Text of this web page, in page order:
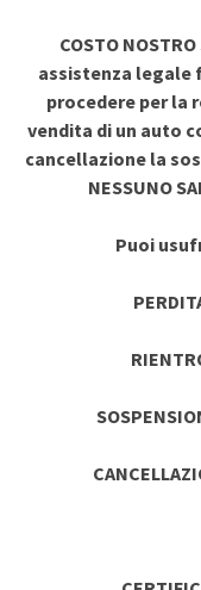
COSTO
assistenza legale
procedere per la
vendita di un auto
cancellazione la
NESSUNO
Puoi